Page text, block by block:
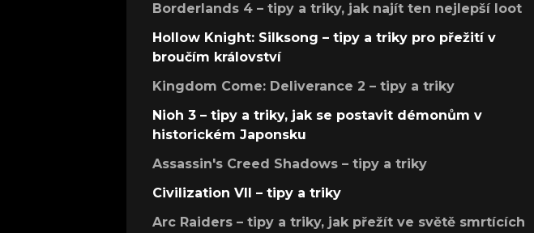
Borderlands 4 – tipy a triky, jak najít ten nejlepší loot
Hollow Knight: Silksong – tipy a triky pro přežití v
broučím království
Kingdom Come: Deliverance 2 – tipy a triky
Nioh 3 – tipy a triky, jak se postavit démonům v
historickém Japonsku
Assassin's Creed Shadows – tipy a triky
Civilization VII – tipy a triky
Arc Raiders – tipy a triky, jak přežít ve světě smrtících